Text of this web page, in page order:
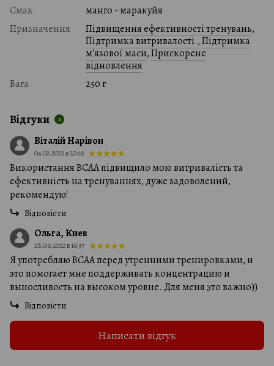
Смак
манго - маракуйя
Призначення
Підвищення ефективності тренувань,
Підтримка витривалості.,Підтримка
м'язової маси,Прискорене
відновлення
Вага
250 г
Відгуки 2
Віталій Нарівон
04.02.2023 в 20:16
Використання BCAA підвищило мою витривалість та
ефективність на тренуваннях, дуже задоволений,
рекомендую!
Відповісти
Ольга, Киев
28.06.2022 в 16:37
Я употребляю BCAA перед утренними тренировками, и
это помогает мне поддерживать концентрацию и
выносливость на высоком уровне. Для меня это важно))
Відповісти
Написати відгук